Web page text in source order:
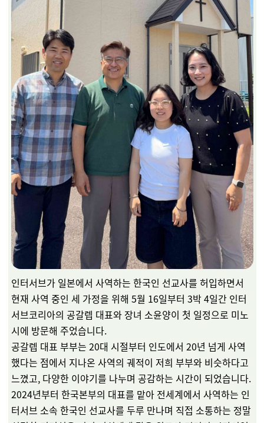
인터서브가 일본에서 사역하는 한국인 선교사를 허입하면서
현재 사역 중인 세 가정을 위해 5월 16일부터 3박 4일간 인터
서브코리아의 공갈렙 대표와 장녀 소윤양이 첫 일정으로 미노
시에 방문해 주었습니다.
공갈렙 대표 부부는 20대 시절부터 인도에서 20년 넘게 사역
했다는 점에서 지나온 사역의 궤적이 저희 부부와 비슷하다고
느꼈고, 다양한 이야기를 나누며 공감하는 시간이 되었습니다.
2024년부터 한국본부의 대표를 맡아 전세계에서 사역하는 인
터서브 소속 한국인 선교사를 두루 만나며 직접 소통하는 정말